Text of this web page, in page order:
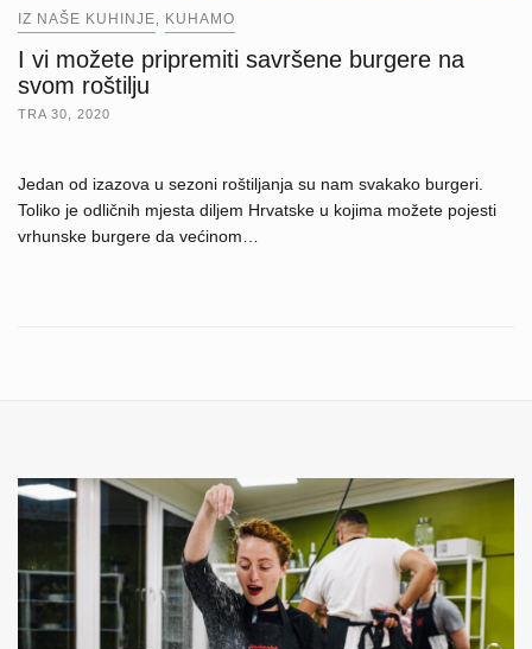
IZ NAŠE KUHINJE KUHAMO
I vi možete pripremiti savršene burgere na
svom roštilju
TRA 30, 2020
Jedan od izazova u sezoni roštiljanja su nam svakako burgeri.
Toliko je odličnih mjesta diljem Hrvatske u kojima možete pojesti
vrhunske burgere da većinom…